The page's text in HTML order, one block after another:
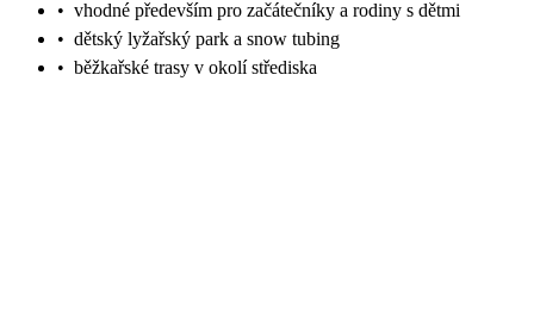
• vhodné především pro začátečníky a rodiny s dětmi
• dětský lyžařský park a snow tubing
• běžkařské trasy v okolí střediska